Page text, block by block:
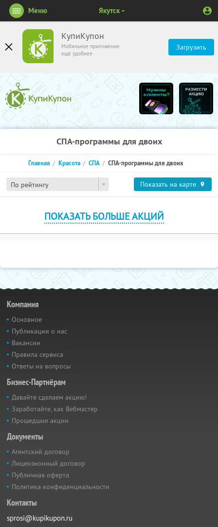
КупиКупон
Мобильное приложение
ещё удобнее
Загрузить
Меню Якутск
СПА-программы для двоих
По рейтингу
Главная Красота СПА СПА-программы для двоих
Показать на карте
ПОКАЗАТЬ БОЛЬШЕ АКЦИЙ
Компания
Основное
Публикации о нас
Вакансии
Правила сервиса
Ответы на вопросы
Бизнес-Партнёрам
Давайте сделаем акцию!
Заработайте, как Вебмастер
Прошедшие акции
Документы
Агентский договор
Лицензионный договор
Публичная оферта
Политика конфиденциальности
Контакты
sprosi@kupikupon.ru